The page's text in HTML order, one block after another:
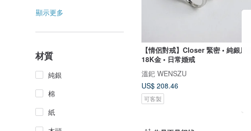
顯示更多
材質
純銀
棉
紙
【情侶對戒】Closer 緊密 • 純銀厚鍍
18K金 • 日常婚戒
溫釲 WENSZU
US$ 208.46
可客製